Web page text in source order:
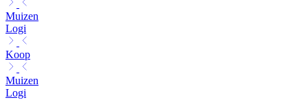
Muizen
Logi
Koop
Muizen
Logi